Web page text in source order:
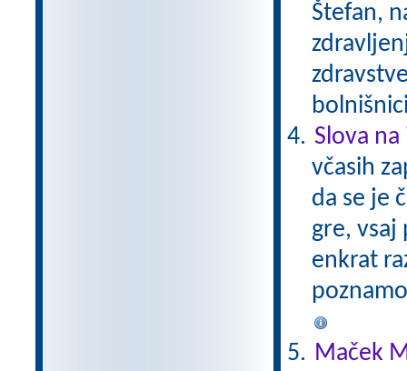
Štefan,
Slova na
včasih
da se je
gre, vsaj
enkrat
Maček